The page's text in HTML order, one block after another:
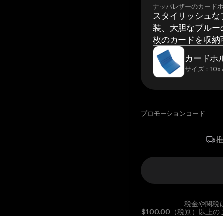
ナッパレザーのカード
スタイリッシュ
装、大胆なブルー
枚のカードを収納
カードホ
サイズ：
プロモーションコード
税金や関税
$100.00（税別）以上の